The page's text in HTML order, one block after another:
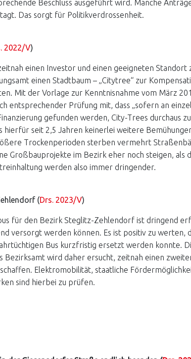
Beschluss ausgeführt wird. Manche
Das sorgt für Politikverdrossenheit.
2022/V)
einen Investor und einen geeigneten Standort
einen Stadtbaum – „Citytree“ zur
Mit der Vorlage zur Kenntnisnahme vom März
entsprechender Prüfung mit, dass „sofern an
gefunden werden, City-Trees durchaus
hierfür seit 2,5 Jahren keinerlei weitere
Trockenperioden sterben vermehrt
Großbauprojekte im Bezirk eher noch steigen, als
werden also immer dringender.
(Drs. 2023/V)
für den Bezirk Steglitz-Zehlendorf ist dringend
versorgt werden können. Es ist positiv zu werten,
Bus kurzfristig ersetzt werden konnte.
Bezirksamt wird daher ersucht, zeitnah einen
Elektromobilität, staatliche
sind hierbei zu prüfen.